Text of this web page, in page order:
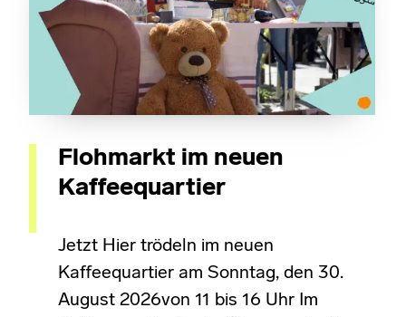
Flohmarkt im neuen
Kaffeequartier
Jetzt Hier trödeln im neuen
Kaffeequartier am Sonntag, den 30.
August 2026von 11 bis 16 Uhr Im